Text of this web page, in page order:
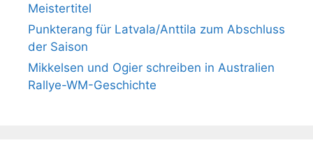
Meistertitel
Punkterang für Latvala/Anttila zum Abschluss
der Saison
Mikkelsen und Ogier schreiben in Australien
Rallye-WM-Geschichte